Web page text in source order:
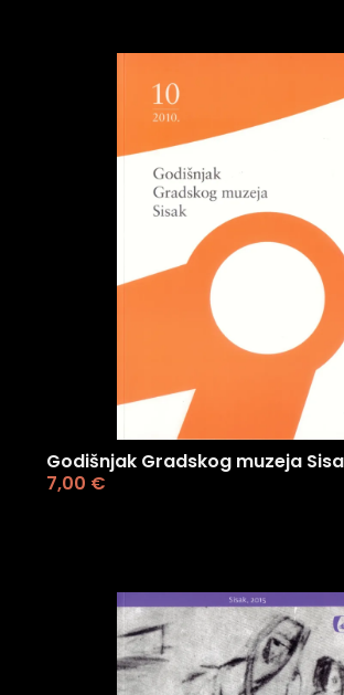
Godišnjak Gradskog muzeja
7,00 €